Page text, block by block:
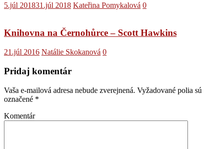
5.júl 201831.júl 2018 Kateřina Pomykalová 0
Knihovna na Černohůrce – Scott Hawkins
21.júl 2016 Natálie Skokanová 0
Pridaj komentár
Vaša e-mailová adresa nebude zverejnená. Vyžadované polia sú
označené *
Komentár